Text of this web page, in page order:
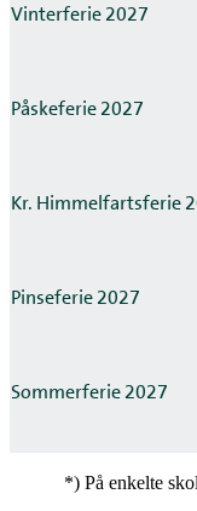
Vinterferie 2027
Påskeferie 2027
Kr. Himmelfartsferie
Pinseferie 2027
Sommerferie 2027
*) På enkelte